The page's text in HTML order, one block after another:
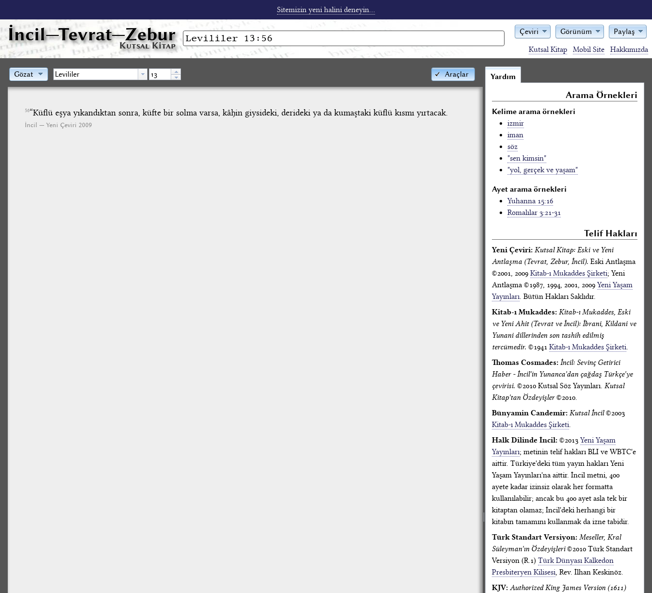
Sitemizin yeni halini deneyin...
İncil—Tevrat—Zebur
Kutsal Kitap
Çeviri Görünüm Paylaş
Kutsal Kitap Mobil Site Hakkımızda
Araçlar
Gözat
56“Küflü eşya yıkandıktan sonra, küfte bir solma varsa, kâhin giysideki, derideki ya da kumaştaki küflü kısmı yırtacak.
İncil — Yeni Çeviri 2009
Yardım
Arama Örnekleri
Kelime arama örnekleri
izmir
iman
söz
"sen kimsin"
"yol, gerçek ve yaşam"
Ayet arama örnekleri
Yuhanna 15:16
Romalılar 3:21-31
Telif Hakları
Yeni Çeviri: Kutsal Kitap: Eski ve Yeni
Antlaşma (Tevrat, Zebur, İncil). Eski Antlaşma
©2001, 2009 Kitab-ı Mukaddes Şirketi; Yeni
Antlaşma ©1987, 1994, 2001, 2009 Yeni Yaşam
Yayınları. Bütün Hakları Saklıdır.
Kitab-ı Mukaddes: Kitab-ı Mukaddes, Eski
ve Yeni Ahit (Tevrat ve İncil): İbrani, Kildani ve
Yunani dillerinden son tashih edilmiş
tercümedir. ©1941 Kitab-ı Mukaddes Şirketi.
Thomas Cosmades: İncil: Sevinç Getirici
Haber - İncil'in Yunanca'dan çağdaş Türkçe'ye
çevirisi. ©2010 Kutsal Söz Yayınları. Kutsal
Kitap'tan Özdeyişler©2010.
Bünyamin Candemir: Kutsal İncil©2003
Kitab-ı Mukaddes Şirketi.
Halk Dilinde İncil: ©2013 Yeni Yaşam
Yayınları; metinin telif hakları BLI ve WBTC'e
aittir. Türkiye'deki tüm yayın hakları Yeni
Yaşam Yayınları'na aittir. İncil metni, 400
ayete kadar izinsiz olarak her formatta
kullanılabilir; ancak bu 400 ayet asla tek bir
kitaptan olamaz; İncil'deki herhangi bir
kitabın tamamını kullanmak da izne tabidir.
Türk Standart Versiyon: Meseller, Kral
Süleyman'ın Özdeyişleri©2010 Türk Standart
Versiyon (R.1) Türk Dünyası Kalkedon
Presbiteryen Kilisesi, Rev. İlhan Keskinöz.
KJV: Authorized King James Version (1611)